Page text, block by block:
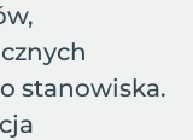
stanowiska.